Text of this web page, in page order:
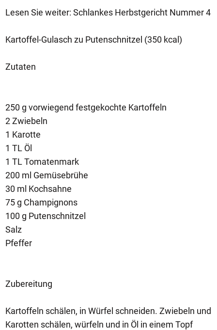
Lesen Sie weiter: Schlankes Herbstgericht Nummer 4
Kartoffel-Gulasch zu Putenschnitzel (350 kcal)
Zutaten
250 g vorwiegend festgekochte Kartoffeln
2 Zwiebeln
1 Karotte
1 TL Öl
1 TL Tomatenmark
200 ml Gemüsebrühe
30 ml Kochsahne
75 g Champignons
100 g Putenschnitzel
Salz
Pfeffer
Zubereitung
Kartoffeln schälen, in Würfel schneiden. Zwiebeln und
Karotten schälen, würfeln und in Öl in einem Topf